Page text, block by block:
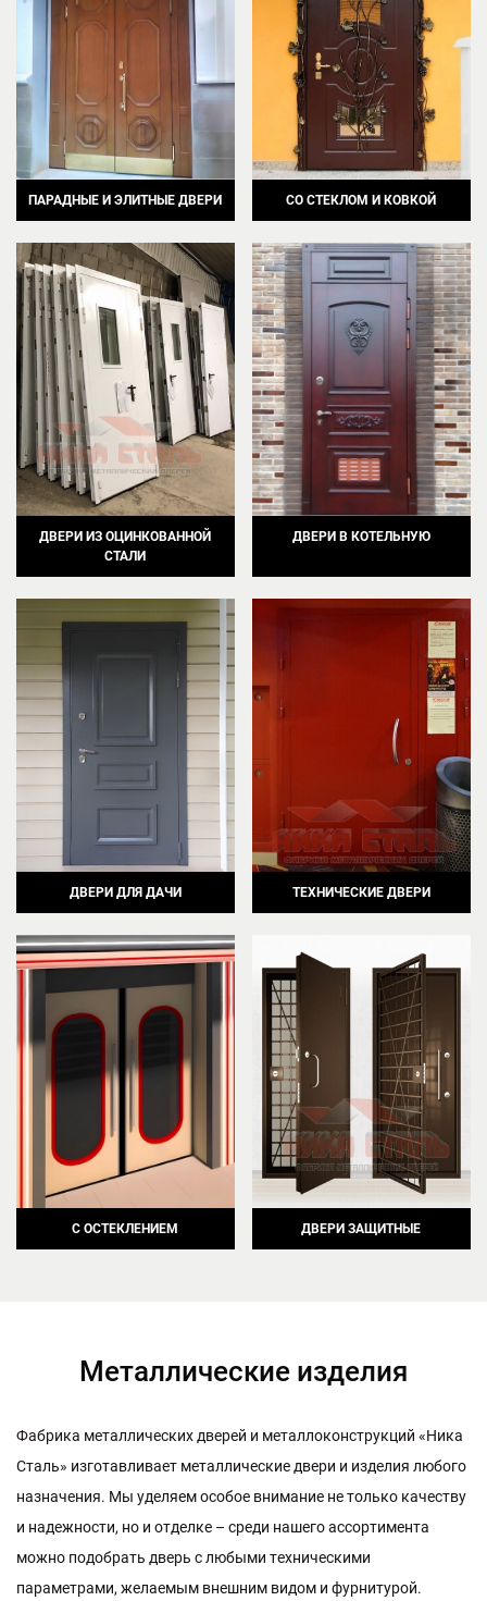
ПАРАДНЫЕ И ЭЛИТНЫЕ ДВЕРИ СО СТЕКЛОМ И КОВКОЙ
ДВЕРИ ИЗ ОЦИНКОВАННОЙ
СТАЛИ
ДВЕРИ В КОТЕЛЬНУЮ
ДВЕРИ ДЛЯ ДАЧИ ТЕХНИЧЕСКИЕ ДВЕРИ
С ОСТЕКЛЕНИЕМ ДВЕРИ ЗАЩИТНЫЕ
Металлические изделия
Фабрика металлическихдверей и металлоконструкций «Ника
Сталь» изготавливает металлическиедвери и изделия любого
назначения. Мы уделяемособое внимание нетолько качеству
и надежности, но и отделке – среди нашегоассортимента
можно подобрать дверь слюбыми техническими
параметрами, желаемым внешним видом и фурнитурой.